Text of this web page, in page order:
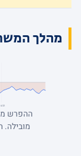
מהלך
רבע 4
ההפרש